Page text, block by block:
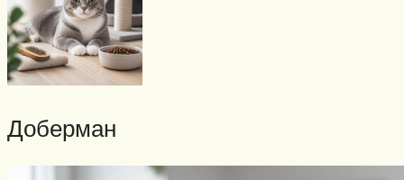
Доберман